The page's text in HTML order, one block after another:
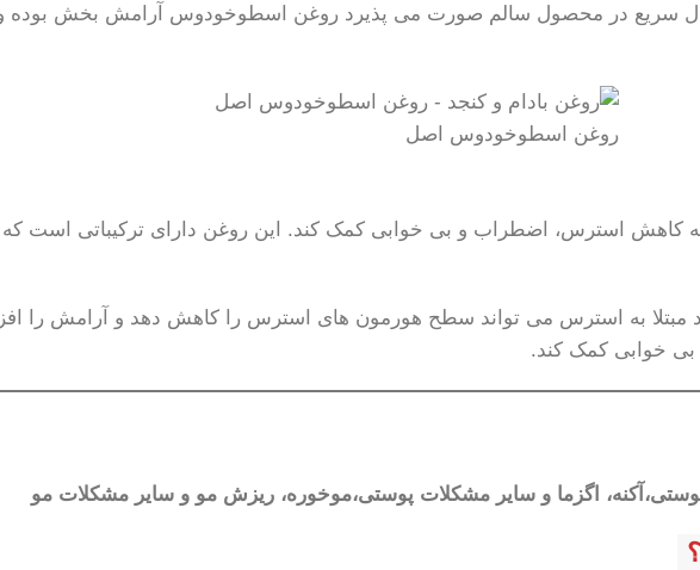
سریع در محصول سالم صورت می پذیرد روغن اسطوخودوس آرامش بخش بوده و
روغن اسطوخودوس اصل
استرس، اضطراب و بی خوابی کمک کند. این روغن دارای ترکیباتی است که می
به استرس می تواند سطح هورمون های استرس را کاهش دهد و آرامش را
بی خوابی کمک کند.
اگزما و سایر مشکلات پوستی،موخوره، ریزش مو و سایر مشکلات مو